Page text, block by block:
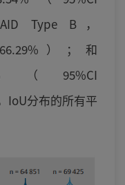
AID Type B，
66.29%）；和
（95%CI
IoU分布的所有平